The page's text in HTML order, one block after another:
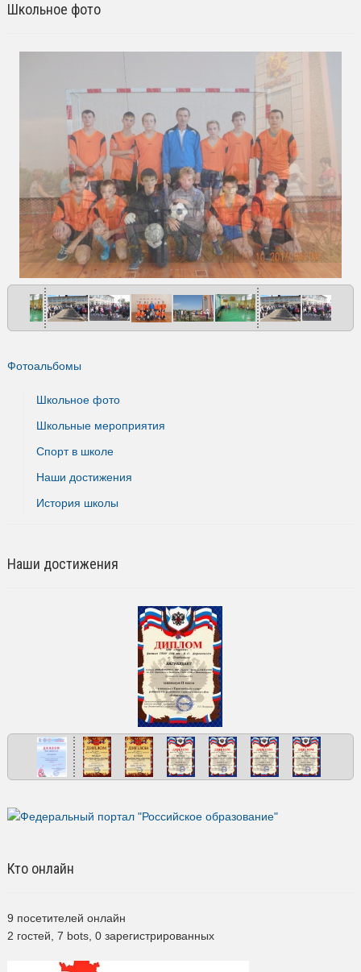
Школьное фото
Фотоальбомы
Школьное фото
Школьные мероприятия
Спорт в школе
Наши достижения
История школы
Наши достижения
Кто онлайн
9 посетителей онлайн
2 гостей, 7 bots, 0 зарегистрированных